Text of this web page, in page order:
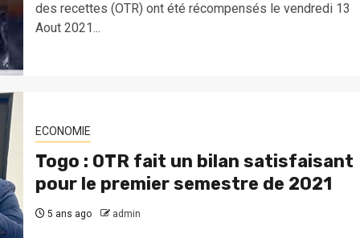
des recettes (OTR) ont été récompensés le vendredi 13
Aout 2021...
ECONOMIE
Togo : OTR fait un bilan satisfaisant
pour le premier semestre de 2021
5 ans ago admin